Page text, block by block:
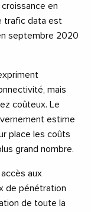
en
trafic data est
septembre 2020
mais
coûteux. Le
estime
place les coûts
grand nombre.
aux
de pénétration
de toute la